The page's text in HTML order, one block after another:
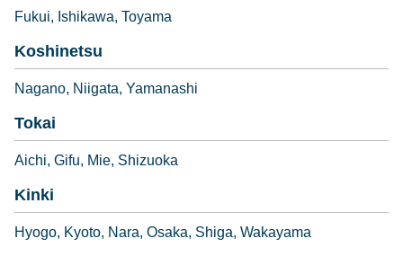
Fukui Ishikawa Toyama
Koshinetsu
Nagano Niigata Yamanashi
Tokai
Aichi Gifu Mie Shizuoka
Kinki
Hyogo Kyoto Nara Osaka Shiga Wakayama